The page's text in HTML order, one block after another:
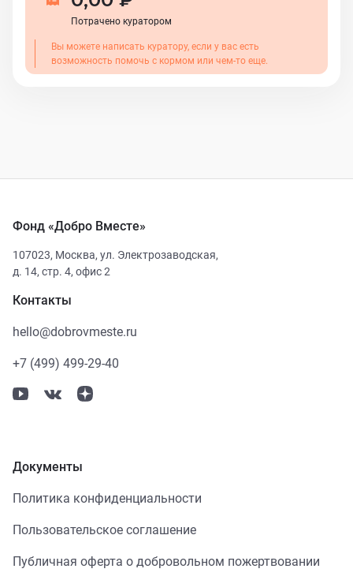
Потрачено куратором
Вы можете написать куратору, если у вас есть
возможность помочь с кормом или чем-то еще.
Фонд «Добро Вместе»
107023, Москва, ул. Электрозаводская,
д. 14, стр. 4, офис 2
Контакты
hello@dobrovmeste.ru
+7 (499) 499-29-40
Документы
Политика конфиденциальности
Пользовательское соглашение
Публичная оферта о добровольном пожертвовании